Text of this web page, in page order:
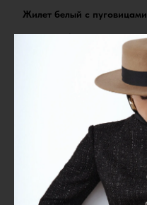
Жилет белый с пуговицами
17 000 р.